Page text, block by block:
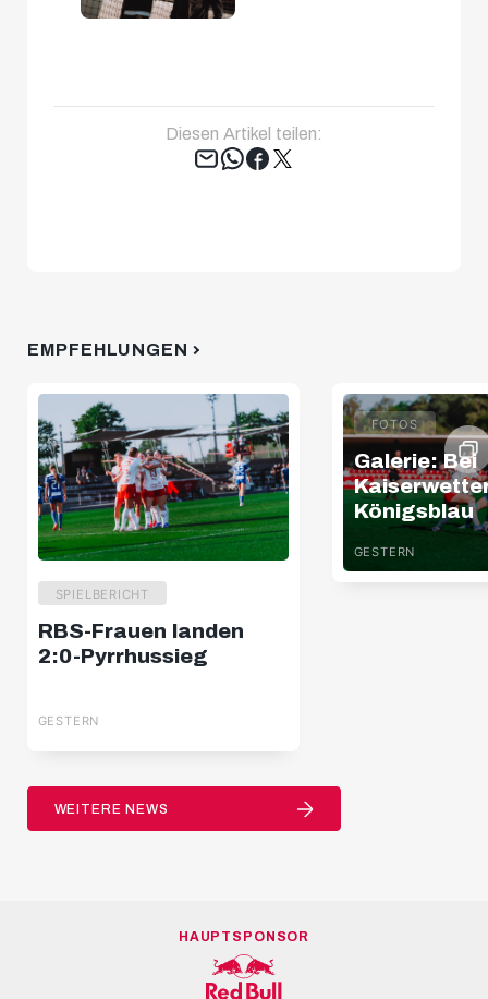
Diesen Artikel teilen:
Tweet
EMPFEHLUNGEN
SPIELBERICHT
RBS-Frauen landen
2:0-Pyrrhussieg
GESTERN
FOTOS
Galerie: Bei
Königsblau
GESTERN
WEITERE NEWS
HAUPTSPONSOR